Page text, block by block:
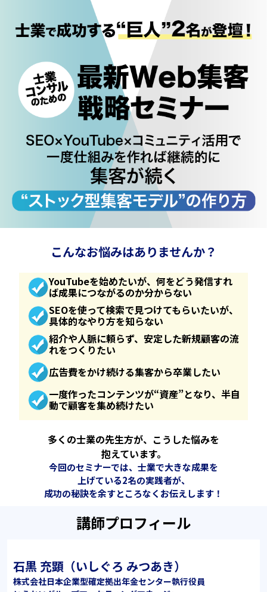
こんなお悩みはありませんか？
YouTubeを始めたいが、何をどう発信すれ
ば成果につながるのか分からない
SEOを使って検索で見つけてもらいたいが、
具体的なやり方を知らない
紹介や人脈に頼らず、安定した新規顧客の流
れをつくりたい
広告費をかけ続ける集客から卒業したい
一度作ったコンテンツが“資産”となり、半自
動で顧客を集め続けたい
多くの士業の先生方が、こうした悩みを
抱えています。
今回のセミナーでは、士業で大きな成果を
上げている2名の実践者が、
成功の秘訣を余すところなくお伝えします！
講師プロフィール
石黒 充顕（いしぐろ みつあき）
株式会社日本企業型確定拠出年金センター執行役員